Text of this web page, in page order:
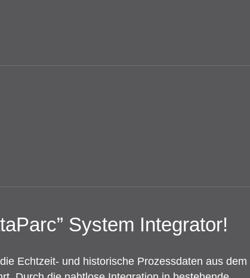
System Integrator!
Echtzeit- und historische Prozessdaten aus dem